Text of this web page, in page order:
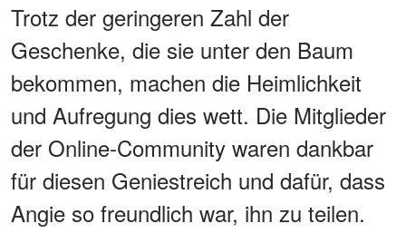
Trotz der geringeren Zahl der
Geschenke, die sie unter den Baum
bekommen, machen die Heimlichkeit
und Aufregung dies wett. Die Mitglieder
der Online-Community waren dankbar
für diesen Geniestreich und dafür, dass
Angie so freundlich war, ihn zu teilen.